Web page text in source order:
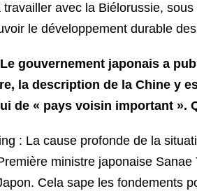
travailler avec la Biélorussie,
le développement durable
gouvernement japonais a
la description de la Chine y
de « pays voisin important ».
: La cause profonde de la
ministre japonaise
Cela sape les fondements